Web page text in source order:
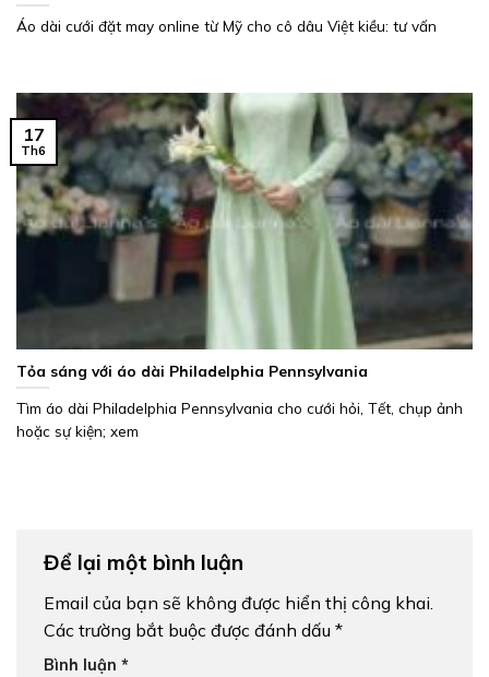
Áo dài cưới đặt may online từ Mỹ cho cô dâu Việt kiều: tư vấn
Tỏa sáng với áo dài Philadelphia Pennsylvania
Tìm áo dài Philadelphia Pennsylvania cho cưới hỏi, Tết, chụp ảnh
hoặc sự kiện; xem
17
Th6
Để lại một bình luận
Email của bạn sẽ không được hiển thị công khai.
Các trường bắt buộc được đánh dấu *
Bình luận *